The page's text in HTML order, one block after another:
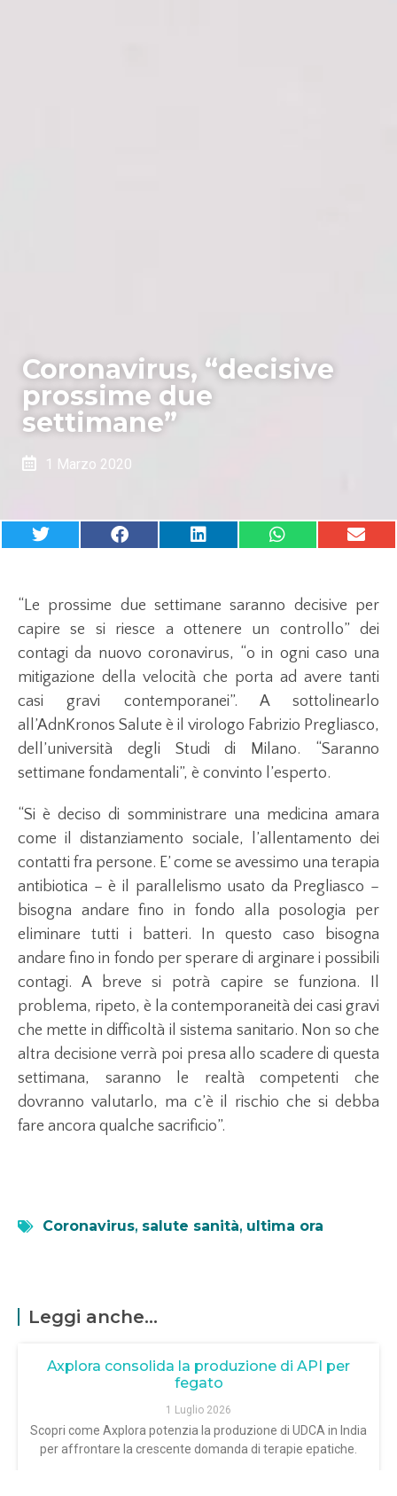
Coronavirus, “decisive
prossime due
settimane”
1 Marzo 2020
“Le prossime due settimane saranno decisive per
capire se si riesce a ottenere un controllo” dei
contagi da nuovo coronavirus, “o in ogni caso una
mitigazione della velocità che porta ad avere tanti
casi gravi contemporanei”. A sottolinearlo
all’AdnKronos Salute è il virologo Fabrizio Pregliasco,
dell’università degli Studi di Milano. “Saranno
settimane fondamentali”, è convinto l’esperto.
“Si è deciso di somministrare una medicina amara
come il distanziamento sociale, l’allentamento dei
contatti fra persone. E’ come se avessimo una terapia
antibiotica – è il parallelismo usato da Pregliasco –
bisogna andare fino in fondo alla posologia per
eliminare tutti i batteri. In questo caso bisogna
andare fino in fondo per sperare di arginare i possibili
contagi. A breve si potrà capire se funziona. Il
problema, ripeto, è la contemporaneità dei casi gravi
che mette in difficoltà il sistema sanitario. Non so che
altra decisione verrà poi presa allo scadere di questa
settimana, saranno le realtà competenti che
dovranno valutarlo, ma c’è il rischio che si debba
fare ancora qualche sacrificio”.
Coronavirus, salute sanità, ultima ora
Leggi anche...
Axplora consolida la produzione di API per
fegato
1 Luglio 2026
Scopri come Axplora potenzia la produzione di UDCA in India
per affrontare la crescente domanda di terapie epatiche.